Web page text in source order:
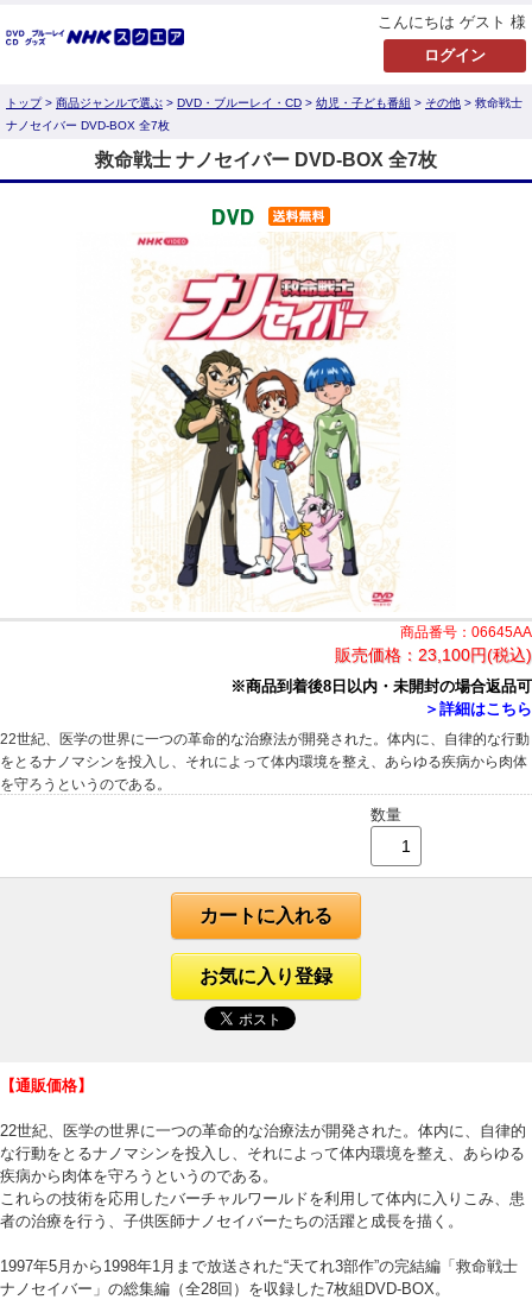
こんにちは ゲスト 様
トップ> 商品ジャンルで選ぶ > DVD・ブルーレイ・CD > 幼児・子ども番組 > その他 > 救命戦士
ナノセイバー DVD-BOX 全7枚
救命戦士 ナノセイバー DVD-BOX 全7枚
商品番号：06645AA
販売価格： 23,100円(税込)
※商品到着後8日以内・未開封の場合返品可
＞詳細はこちら
22世紀、医学の世界に一つの革命的な治療法が開発された。体内に、自律的な行動
をとるナノマシンを投入し、それによって体内環境を整え、あらゆる疾病から肉体
を守ろうというのである。
数量
カートに入れる
お気に入り登録
【通販価格】
22世紀、医学の世界に一つの革命的な治療法が開発された。体内に、自律的
な行動をとるナノマシンを投入し、それによって体内環境を整え、あらゆる
疾病から肉体を守ろうというのである。
これらの技術を応用したバーチャルワールドを利用して体内に入りこみ、患
者の治療を行う、子供医師ナノセイバーたちの活躍と成長を描く。
1997年5月から1998年1月まで放送された“天てれ3部作”の完結編「救命戦士
ナノセイバー」の総集編（全28回）を収録した7枚組DVD-BOX。